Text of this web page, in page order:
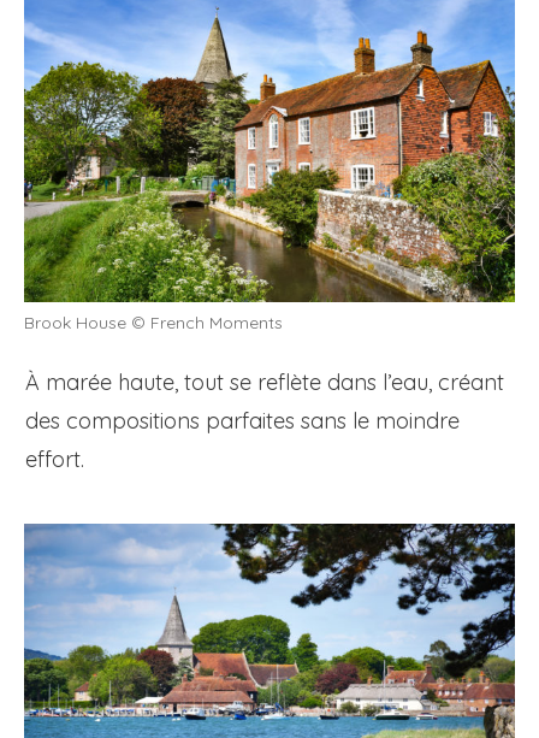
Brook House © French Moments
À marée haute, tout se reflète dans l’eau, créant
des compositions parfaites sans le moindre
effort.